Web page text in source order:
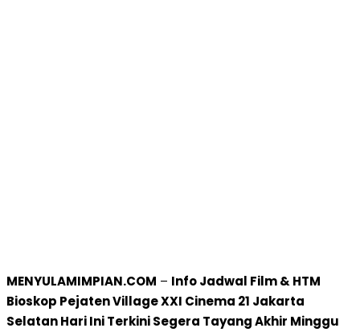
MENYULAMIMPIAN.COM – Info Jadwal Film & HTM
Bioskop Pejaten Village XXI Cinema 21 Jakarta
Selatan Hari Ini Terkini Segera Tayang Akhir Minggu